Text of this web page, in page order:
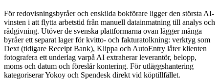
För redovisningsbyråer och enskilda bokförare ligger den största AI-
vinsten i att flytta arbetstid från manuell datainmatning till analys och
rådgivning. Utöver de svenska plattformarna ovan lägger många
byråer ett separat lager för kvitto- och fakturatolkning: verktyg som
Dext (tidigare Receipt Bank), Klippa och AutoEntry låter klienten
fotografera ett underlag varpå AI extraherar leverantör, belopp,
moms och datum och föreslår kontering. För utläggshantering
kategoriserar Yokoy och Spendesk direkt vid köptillfället.